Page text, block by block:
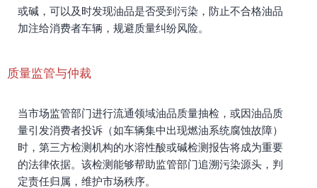
或碱，可以及时发现油品是否受到污染，防止不合格油品
加注给消费者车辆，规避质量纠纷风险。
质量监管与仲裁
当市场监管部门进行流通领域油品质量抽检，或因油品质
量引发消费者投诉（如车辆集中出现燃油系统腐蚀故障）
时，第三方检测机构的水溶性酸或碱检测报告将成为重要
的法律依据。该检测能够帮助监管部门追溯污染源头，判
定责任归属，维护市场秩序。